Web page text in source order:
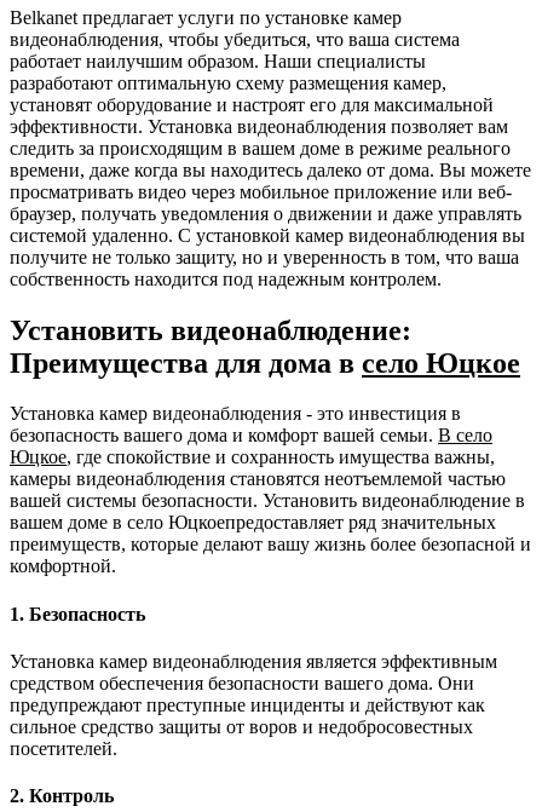
Belkanet предлагает услуги по установке камер
видеонаблюдения, чтобы убедиться, что ваша система
работает наилучшим образом. Наши специалисты
разработают оптимальную схему размещения камер,
установят оборудование и настроят его для максимальной
эффективности. Установка видеонаблюдения позволяет вам
следить за происходящим в вашем доме в режиме реального
времени, даже когда вы находитесь далеко от дома. Вы можете
просматривать видео через мобильное приложение или веб-
браузер, получать уведомления о движении и даже управлять
системой удаленно. С установкой камер видеонаблюдения вы
получите не только защиту, но и уверенность в том, что ваша
собственность находится под надежным контролем.
Установить видеонаблюдение:
Преимущества для дома в село Юцкое
Установка камер видеонаблюдения - это инвестиция в
безопасность вашего дома и комфорт вашей семьи. В село
Юцкое, где спокойствие и сохранность имущества важны,
камеры видеонаблюдения становятся неотъемлемой частью
вашей системы безопасности. Установить видеонаблюдение в
вашем доме в село Юцкоепредоставляет ряд значительных
преимуществ, которые делают вашу жизнь более безопасной и
комфортной.
1. Безопасность
Установка камер видеонаблюдения является эффективным
средством обеспечения безопасности вашего дома. Они
предупреждают преступные инциденты и действуют как
сильное средство защиты от воров и недобросовестных
посетителей.
2. Контроль